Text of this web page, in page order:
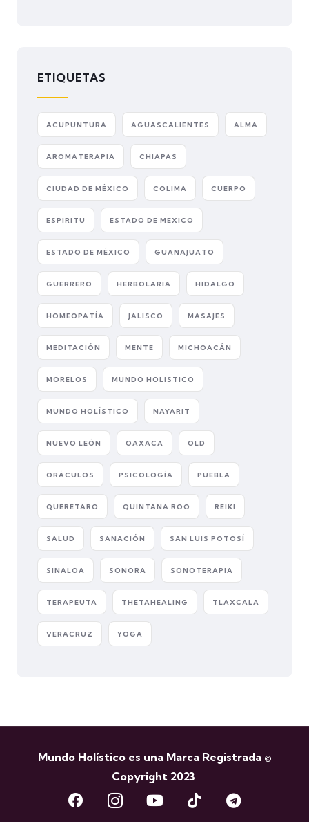
ETIQUETAS
ACUPUNTURA AGUASCALIENTES ALMA
AROMATERAPIA CHIAPAS
CIUDAD DE MÉXICO COLIMA CUERPO
ESPIRITU ESTADO DE MEXICO
ESTADO DE MÉXICO GUANAJUATO
GUERRERO HERBOLARIA HIDALGO
HOMEOPATÍA JALISCO MASAJES
MEDITACIÓN MENTE MICHOACÁN
MORELOS MUNDO HOLISTICO
MUNDO HOLÍSTICO NAYARIT
NUEVO LEÓN OAXACA OLD
ORÁCULOS PSICOLOGÍA PUEBLA
QUERETARO QUINTANA ROO REIKI
SALUD SANACIÓN SAN LUIS POTOSÍ
SINALOA SONORA SONOTERAPIA
TERAPEUTA THETAHEALING TLAXCALA
VERACRUZ YOGA
Mundo Holístico es una Marca Registrada ©
Copyright 2023